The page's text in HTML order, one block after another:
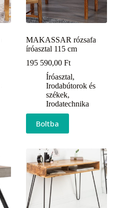
MAKASSAR rózsafa
íróasztal 115 cm
195 590,00Ft
Íróasztal,
Irodabútorok és
székek,
Irodatechnika
Boltba